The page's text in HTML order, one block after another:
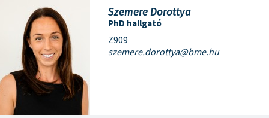
Szemere Dorottya
PhD hallgató
Z909
szemere.dorottya@bme.hu